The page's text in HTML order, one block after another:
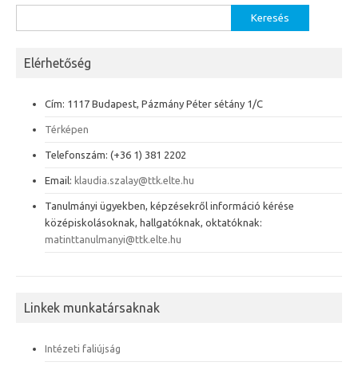
Elérhetőség
Cím: 1117 Budapest, Pázmány Péter sétány 1/C
Térképen
Telefonszám: (+36 1) 381 2202
Email: klaudia.szalay@ttk.elte.hu
Tanulmányi ügyekben, képzésekről információ kérése
középiskolásoknak, hallgatóknak, oktatóknak:
matinttanulmanyi@ttk.elte.hu
Linkek munkatársaknak
Intézeti faliújság